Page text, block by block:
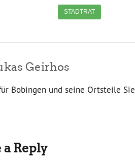
STADTRAT
Geirhos
Bobingen und seine Ortsteile
a Reply